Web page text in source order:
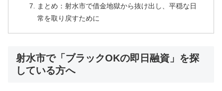
まとめ：射水市で借金地獄から抜け出し、平穏な日
常を取り戻すために
射水市で「ブラックOKの即日融資」を探
している方へ